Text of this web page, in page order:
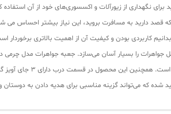
نگهداری از زیورآلات و اکسسوری‌های خود از آن
دارید به مسافرت بروید، این نیاز بیشتر احساس می
کاربردی بودن و کیفیت آن از اهمیت بالاتری
نگهداری اکسسوری‌های
که می‌تواند گزینه مناسبی برای هدیه‌ دادن به دوستان و